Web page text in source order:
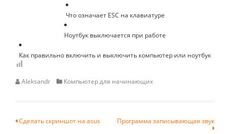
Что означает ESC на клавиатуре
Ноутбук выключается при работе
Как правильно включить и выключить компьютер или ноутбук
Aleksandr Компьютер для начинающих
Навигация
Сделать скриншот на asus Программа записывающая звук